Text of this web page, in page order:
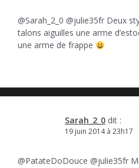
@Sarah_2_0 @julie35fr Deux
talons aiguilles une arme
une arme de frappe
Sarah_2_0 dit :
19 juin 2014 à 23h17
@PatateDoDouce @julie35fr